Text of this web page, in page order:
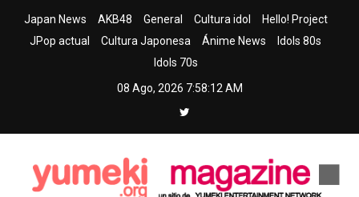
Japan News AKB48 General Cultura idol
Hello! Project
JPop actual
Cultura Japonesa Ánime News
Idols 80s
Idols 70s
08 Ago, 2026 7:58:13 AM